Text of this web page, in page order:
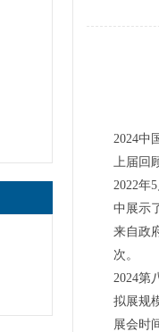
2024中
上届回
2022年
中展示
来自政
次。
2024第
拟展规
展会时